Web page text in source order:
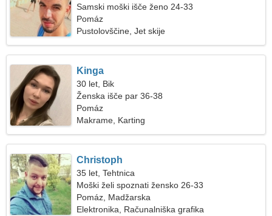
Samski moški išče ženo 24-33
Pomáz
Pustolovščine, Jet skije
Kinga
30 let, Bik
Ženska išče par 36-38
Pomáz
Makrame, Karting
Christoph
35 let, Tehtnica
Moški želi spoznati žensko 26-33
Pomáz, Madžarska
Elektronika, Računalniška grafika